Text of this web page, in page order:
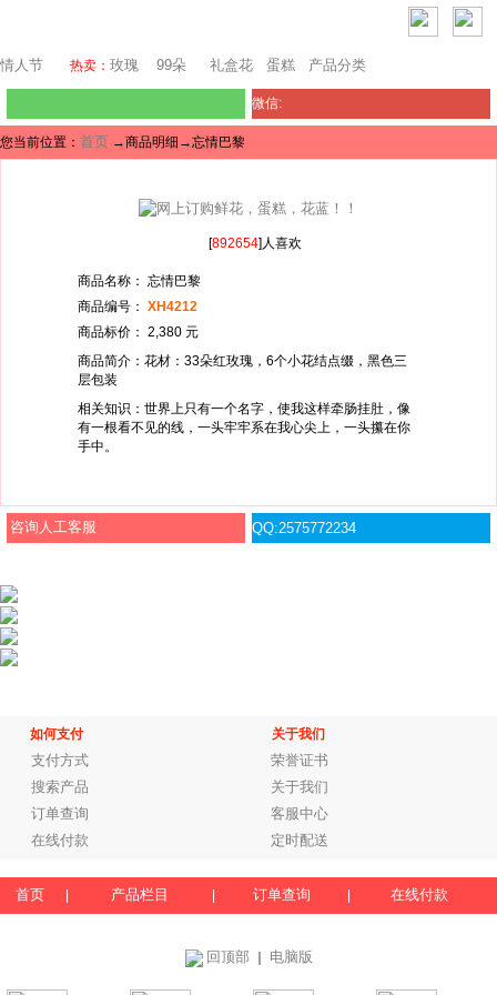
情人节 热卖： 玫瑰 99朵 礼盒花 蛋糕 产品分类
微信:
您当前位置： 首页 →商品明细→忘情巴黎
[892654]人喜欢
商品名称： 忘情巴黎
商品编号： XH4212
商品标价： 2,380 元
商品简介：花材：33朵红玫瑰，6个小花结点缀，黑色三
层包装
相关知识：世界上只有一个名字，使我这样牵肠挂肚，像
有一根看不见的线，一头牢牢系在我心尖上，一头攥在你
手中。
咨询人工客服 QQ:2575772234
如何支付 关于我们
支付方式
荣誉证书
搜索产品
关于我们
订单查询
客服中心
在线付款
定时配送
首页 产品栏目 订单查询 在线付款
回顶部 电脑版